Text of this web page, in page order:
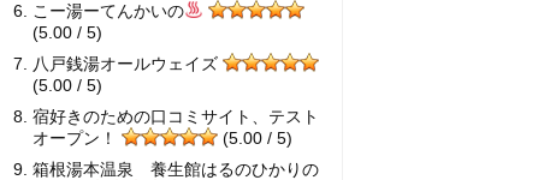
こー湯ーてんかいの
(5.00 / 5)
八戸銭湯オールウェイズ
(5.00 / 5)
宿好きのための口コミサイト、テスト
オープン！
(5.00 / 5)
箱根湯本温泉 養生館はるのひかりの